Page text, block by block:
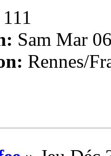
111
Sam Mar
Rennes/